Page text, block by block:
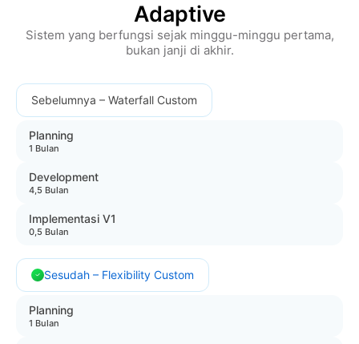
Adaptive
Sistem yang berfungsi sejak minggu-minggu pertama,
bukan janji di akhir.
Sebelumnya – Waterfall Custom
Planning
1 Bulan
Development
4,5 Bulan
Implementasi V1
0,5 Bulan
Sesudah – Flexibility Custom
Planning
1 Bulan